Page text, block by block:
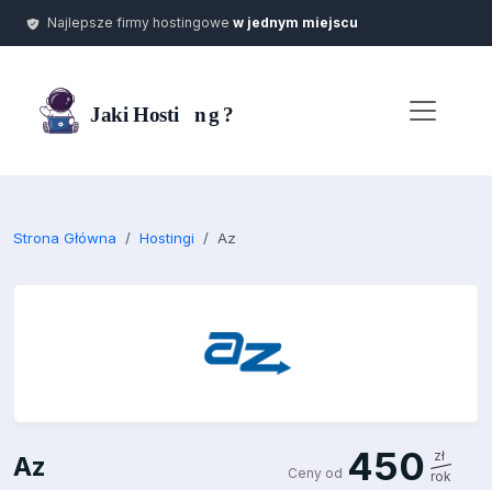
Najlepsze firmy hostingowe w jednym miejscu
Strona Główna Hostingi Az
Az Ceny od 450
zł
rok